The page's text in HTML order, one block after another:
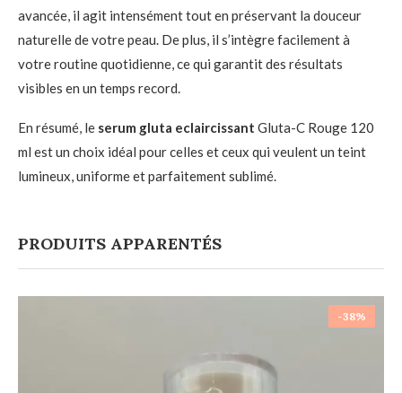
avancée, il agit intensément tout en préservant la douceur
naturelle de votre peau. De plus, il s’intègre facilement à
votre routine quotidienne, ce qui garantit des résultats
visibles en un temps record.
En résumé, le serum gluta eclaircissant Gluta-C Rouge 120
ml est un choix idéal pour celles et ceux qui veulent un teint
lumineux, uniforme et parfaitement sublimé.
PRODUITS APPARENTÉS
-38%